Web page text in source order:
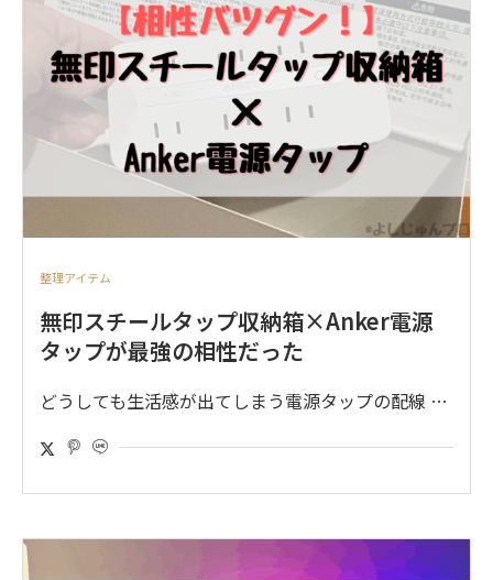
整理アイテム
無印スチールタップ収納箱×Anker電源
タップが最強の相性だった
どうしても生活感が出てしまう電源タップの配線 …